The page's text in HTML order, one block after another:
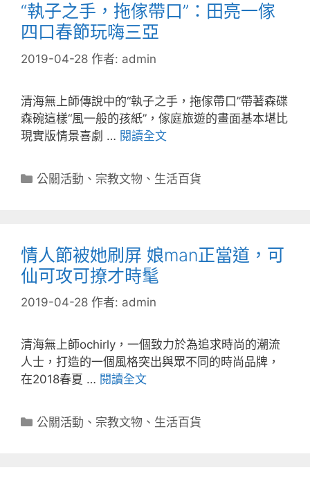
“執子之手，拖傢帶口”：田亮一傢
四口春節玩嗨三亞
2019-04-28 作者: admin
清海無上師傳說中的“執子之手，拖傢帶口”帶著森碟
森碗這樣“風一般的孩紙”，傢庭旅遊的畫面基本堪比
現實版情景喜劇 … 閱讀全文
分
公關活動 、 宗教文物 、 生活百貨
情人節被她刷屏 娘man正當道，可
仙可攻可撩才時髦
2019-04-28 作者: admin
清海無上師ochirly，一個致力於為追求時尚的潮流
人士，打造的一個風格突出與眾不同的時尚品牌，
在2018春夏 … 閱讀全文
分
公關活動 、 宗教文物 、 生活百貨